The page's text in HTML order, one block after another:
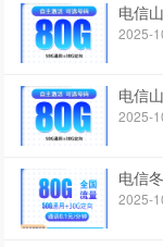
电信
2025-
电信
2025-
电信
2025-